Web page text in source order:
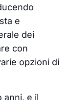
e
dei
con
opzioni di
anni, e il